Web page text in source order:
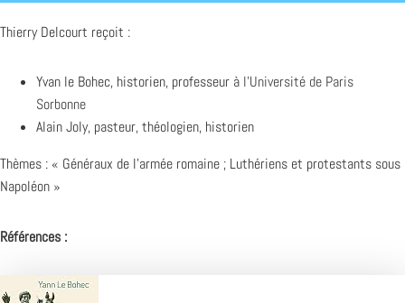
Thierry Delcourt reçoit :
Yvan le Bohec, historien, professeur à l’Université de Paris
Sorbonne
Alain Joly, pasteur, théologien, historien
Thèmes : « Généraux de l’armée romaine ; Luthériens et protestants sous
Napoléon »
Références :